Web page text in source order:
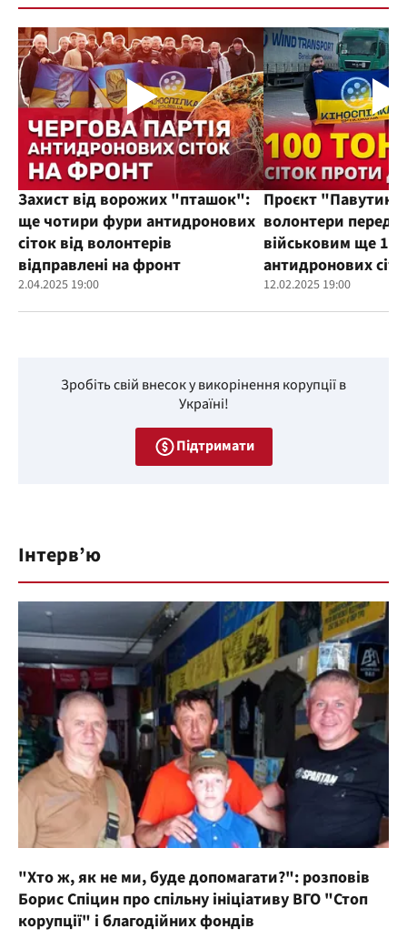
Захист від ворожих "пташок":
ще чотири фури антидронових
сіток від волонтерів
відправлені на фронт
2.04.2025 19:00
Проєкт
волонтери
військовим ще
антидронових
12.02.2025 19:00
Зробіть свій внесок у викорінення корупції в
Україні!
Підтримати
Інтерв’ю
"Хто ж, як не ми, буде допомагати?": розповів
Борис Спіцин про спільну ініціативу ВГО "Стоп
корупції" і благодійних фондів